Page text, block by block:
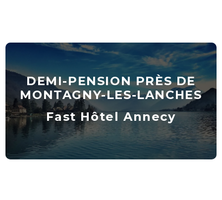
DEMI-PENSION PRÈS DE
MONTAGNY-LES-LANCHES
Fast Hôtel Annecy